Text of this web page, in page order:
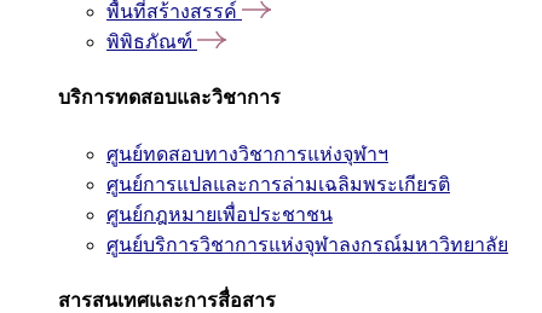
พื้นที่สร้างสรรค์
พิพิธภัณฑ์
บริการทดสอบและวิชาการ
ศูนย์ทดสอบทางวิชาการแห่งจุฬาฯ
ศูนย์การแปลและการล่ามเฉลิมพระเกียรติ
ศูนย์กฎหมายเพื่อประชาชน
ศูนย์บริการวิชาการแห่งจุฬาลงกรณ์มหาวิทยาลัย
สารสนเทศและการสื่อสาร